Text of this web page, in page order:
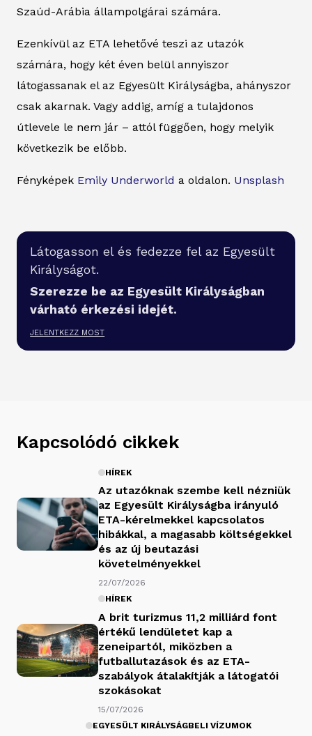
Szaúd-Arábia állampolgárai számára.
Ezenkívül az ETA lehetővé teszi az utazók
számára, hogy két éven belül annyiszor
látogassanak el az Egyesült Királyságba, ahányszor
csak akarnak. Vagy addig, amíg a tulajdonos
útlevele le nem jár – attól függően, hogy melyik
következik be előbb.
Fényképek Emily Underworld a oldalon. Unsplash
Látogasson el és fedezze fel az Egyesült
Királyságot.
Szerezze be az Egyesült Királyságban
várható érkezési idejét.
JELENTKEZZ MOST
Kapcsolódó cikkek
HÍREK
Az utazóknak szembe kell nézniük
az Egyesült Királyságba irányuló
ETA-kérelmekkel kapcsolatos
hibákkal, a magasabb költségekkel
és az új beutazási
követelményekkel
22/07/2026
HÍREK
A brit turizmus 11,2 milliárd font
értékű lendületet kap a
zeneipartól, miközben a
futballutazások és az ETA-
szabályok átalakítják a látogatói
szokásokat
15/07/2026
EGYESÜLT KIRÁLYSÁGBELI VÍZUMOK